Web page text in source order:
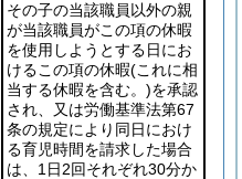
その子の当該職員以外の親
が当該職員がこの項の休暇
を使用しようとする日にお
けるこの項の休暇(これに相
当する休暇を含む。)を承認
され、又は労働基準法第67
条の規定により同日におけ
る育児時間を請求した場合
は、1日2回それぞれ30分か